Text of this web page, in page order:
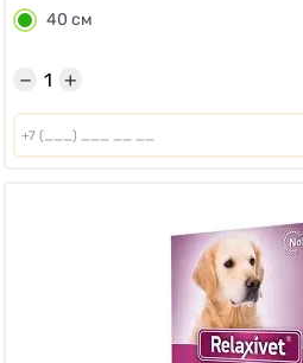
40 см
+
−